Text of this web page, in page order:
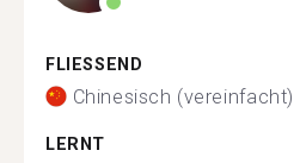
FLIESSEND
Chinesisch (vereinfacht)
LERNT